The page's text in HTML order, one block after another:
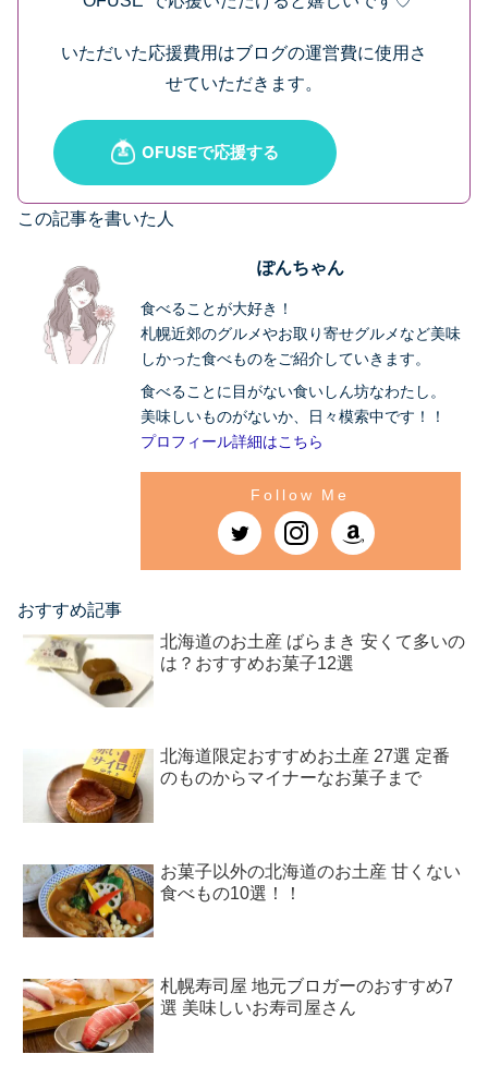
いただいた応援費用はブログの運営費に使用さ
せていただきます。
この記事を書いた人
ぽんちゃん
食べることが大好き！
札幌近郊のグルメやお取り寄せグルメなど美味
しかった食べものをご紹介していきます。
食べることに目がない食いしん坊なわたし。
美味しいものがないか、日々模索中です！！
プロフィール詳細はこちら
おすすめ記事
北海道のお土産 ばらまき 安くて多いの
は？おすすめお菓子12選
北海道限定おすすめお土産 27選 定番
のものからマイナーなお菓子まで
お菓子以外の北海道のお土産 甘くない
食べもの10選！！
札幌寿司屋 地元ブロガーのおすすめ7
選 美味しいお寿司屋さん